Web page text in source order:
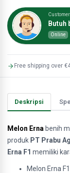
Butuh
Online
Free shipping over
Deskripsi
Melon Erna benih
produk PT Prabu
Erna F1 memiliki
Melon Erna